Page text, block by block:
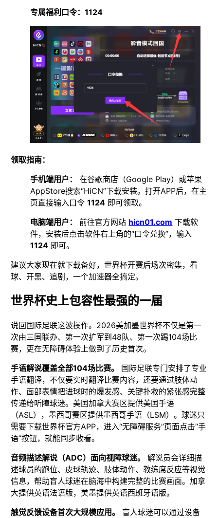
专属福利口令：1124
领取指南：
手机端用户：
在谷歌商店（Google Play）或苹果
AppStore搜索“HiCN”下载安装。打开APP后，在主
页直接输入口令1124 即可领取。
电脑端用户：
前往官方网站 hicn01.com 下载软
件，安装后点击软件右上角的“口令兑换”，输入
1124 即可。
建议大家现在就下载备好，世界杯开赛后场次密集，看
球、开黑、追剧，一个加速器全搞定。
世界杯史上包容性最强的一届
说回国际足联这波操作。2026美加墨世界杯不仅是第一
次由三国联办、第一次扩军到48队、第一次踢104场比
赛，更在无障碍体验上做到了历史首次。
手语解说覆盖全部104场比赛。
国际足联专门安排了专业
手语翻译，不仅要实时翻译比赛内容，还要通过肢体动
作、面部表情把进球时的爆发感、关键扑救的紧张感完整
传递给听障球迷。美国加拿大赛区提供美国手语
（ASL），墨西哥赛区提供墨西哥手语（LSM）。球迷只
需要下载世界杯官方APP，进入“无障碍服务”页面点击“手
语”按钮，就能同步收看。
音频描述解说（ADC）面向视障球迷。
解说员会详细描
述球员的跑位、皮球轨迹、肢体动作、教练席反应等视觉
信息，帮助盲人球迷在脑海中构建完整的比赛画面。加拿
大提供英语法语版，美墨提供英语西班牙语版。
触觉反馈设备首次大规模应用。
盲人球迷可以通过设备